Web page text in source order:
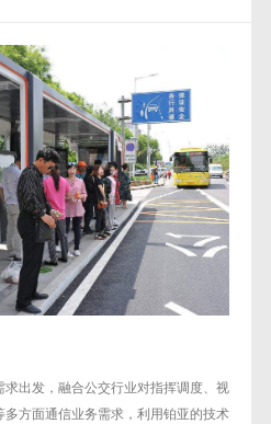
出发，融合公交行业对指挥调度、视
方面通信业务需求，利用铂亚的技术